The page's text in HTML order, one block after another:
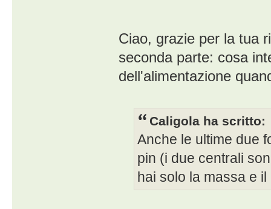
Ciao, grazie per la tua
seconda parte: cosa
dell'alimentazione
Caligola ha scritto:
Anche le ultime due
pin (i due centrali
hai solo la massa e il